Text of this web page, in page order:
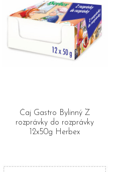
Čaj Gastro Bylinný Z
rozprávky do rozprávky
12x50g Herbex